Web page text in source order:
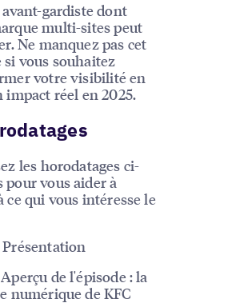
gardiste dont
multi-sites peut
Ne manquez pas cet
si vous souhaitez
votre visibilité en
impact réel en 2025.
les horodatages ci-
pour vous aider à
ce qui vous intéresse le
de l'épisode : la
numérique de KFC